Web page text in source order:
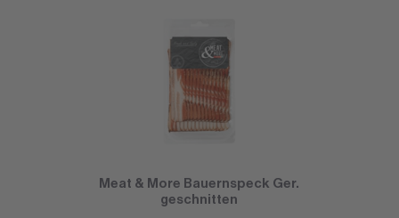
Meat & More Bauernspeck Ger.
geschnitten